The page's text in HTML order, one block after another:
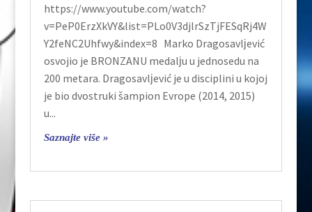
https://www.youtube.com/watch?
v=PeP0ErzXkVY&list=PLo0V3djlrSzTjFESqRj4W
Y2feNC2Uhfwy&index=8 Marko Dragosavlјević
osvojio je BRONZANU medalјu u jednosedu na
200 metara. Dragosavlјević je u disciplini u kojoj
je bio dvostruki šampion Evrope (2014, 2015)
u...
Saznajte više »